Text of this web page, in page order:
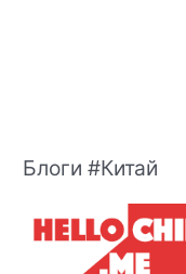
Блоги #Китай